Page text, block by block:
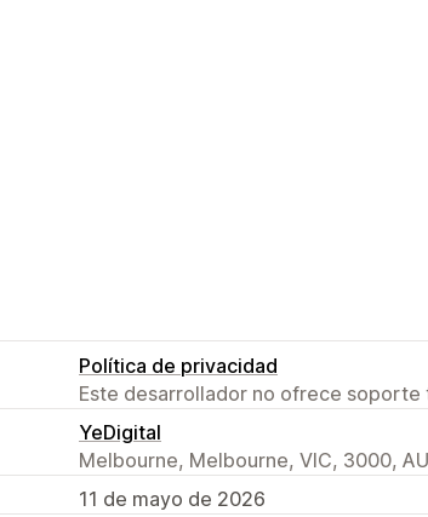
Política de privacidad
Este desarrollador no ofrece soporte
YeDigital
Melbourne, Melbourne, VIC, 3000, AU
11 de mayo de 2026